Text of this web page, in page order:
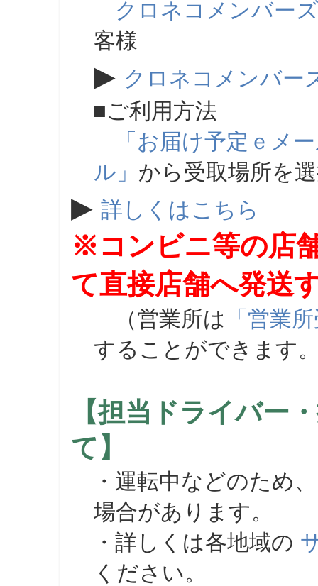
クロネコメンバーズ
客様
▶ クロネコメンバー
■ご利用方法
「お届け予定ｅメ
ル」 から受取場所を
▶ 詳しくはこちら
※コンビニ等の店
て直接店舗へ発送
（営業所は 「営業
することができます
【担当ドライバー
て】
・運転中などのため
場合があります。
・詳しくは各地域の
ください。